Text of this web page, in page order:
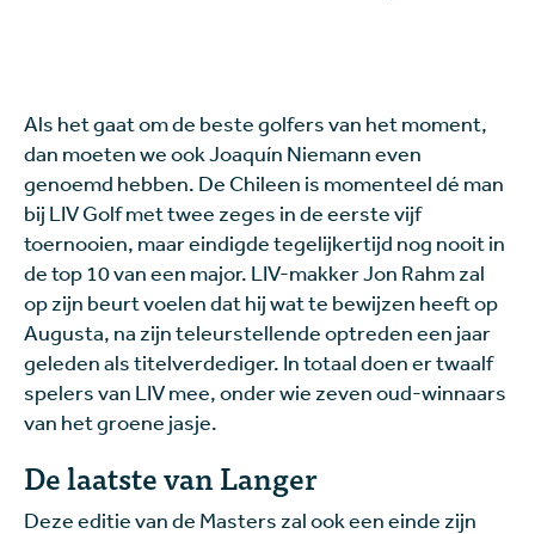
Als het gaat om de beste golfers van het moment,
dan moeten we ook Joaquín Niemann even
genoemd hebben. De Chileen is momenteel dé man
bij LIV Golf met twee zeges in de eerste vijf
toernooien, maar eindigde tegelijkertijd nog nooit in
de top 10 van een major. LIV-makker Jon Rahm zal
op zijn beurt voelen dat hij wat te bewijzen heeft op
Augusta, na zijn teleurstellende optreden een jaar
geleden als titelverdediger. In totaal doen er twaalf
spelers van LIV mee, onder wie zeven oud-winnaars
van het groene jasje.
De laatste van Langer
Deze editie van de Masters zal ook een einde zijn